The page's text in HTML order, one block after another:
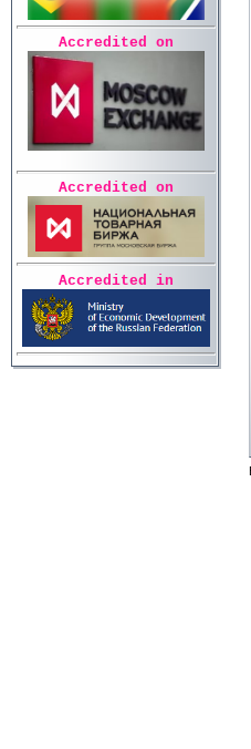
Accredited on
Accredited on
Accredited in